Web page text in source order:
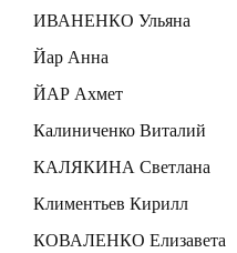
ИВАНЕНКО Ульяна
Йар Анна
ЙАР Ахмет
Калиниченко Виталий
КАЛЯКИНА Светлана
Климентьев Кирилл
КОВАЛЕНКО Елизавета